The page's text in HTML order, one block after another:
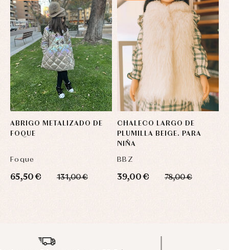
ABRIGO METALIZADO DE
FOQUE
Foque
65,50 € 131,00 €
CHALECO LARGO DE
PLUMILLA BEIGE. PARA
NIÑA
BBZ
39,00 € 78,00 €